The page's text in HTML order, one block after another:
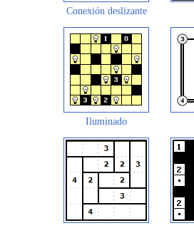
Conexión deslizante
Iluminado